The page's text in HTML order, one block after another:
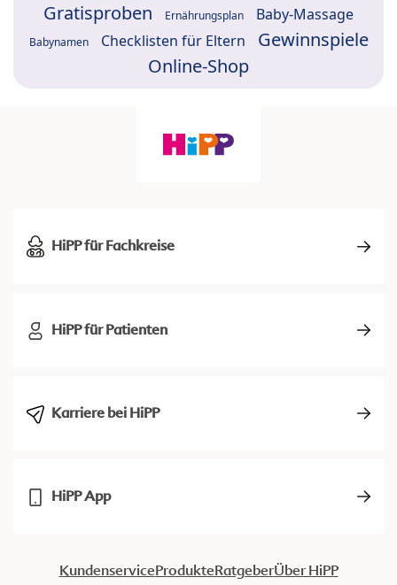
Gratisproben Ernährungsplan Baby-Massage
Babynamen Checklisten für Eltern
Gewinnspiele
Online-Shop
HiPP für Fachkreise
HiPP für Patienten
Karriere bei HiPP
HiPP App
KundenserviceProdukteRatgeberÜber HiPP